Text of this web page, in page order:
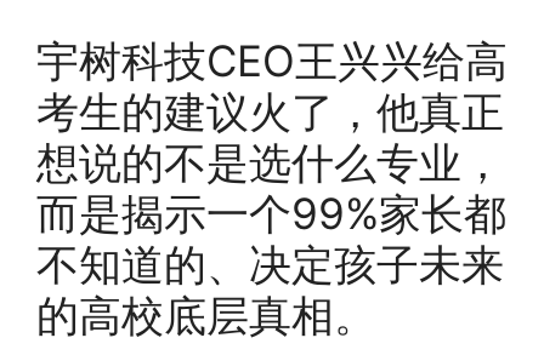
宇树科技CEO王兴兴给高
考生的建议火了，他真正
想说的不是选什么专业，
而是揭示一个99%家长都
不知道的、决定孩子未来
的高校底层真相。